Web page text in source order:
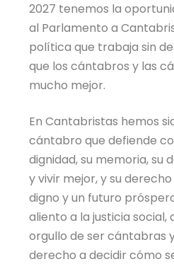
2027 tenemos la
al Parlamento a
política que trabaja sin
que los cántabros y las
mucho mejor.
En Cantabristas hemos
cántabro que defiende
dignidad, su memoria, su
y vivir mejor, y su
digno y un futuro
aliento a la justicia social,
orgullo de ser cántabras
derecho a decidir cómo